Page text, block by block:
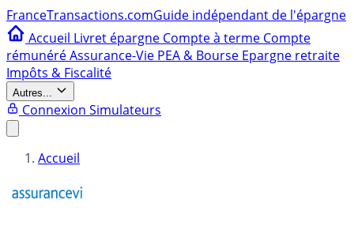
FranceTransactions.comGuide indépendant de l'épargne
Accueil Livret épargne Compte à terme Compte
rémunéréAssurance-Vie PEA & Bourse Epargne retraite
Impôts & Fiscalité
Autres...
Connexion Simulateurs
Accueil